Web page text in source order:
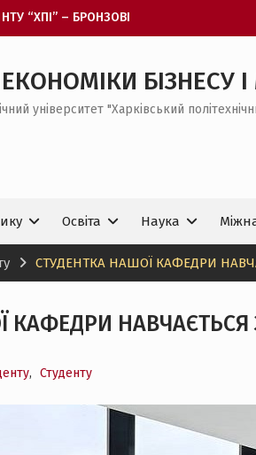
“ХПІ” – БРОНЗОВІ
ЄВРОПИ
ВСТУПНИКІВ ДО
ВИЩОЇ ОСВІТИ
БІЗНЕСУ
університет "Харківський
Освіта Наука
СТУДЕНТКА НАШОЇ КАФЕДРИ
НАВЧАЄТЬСЯ
, Студенту